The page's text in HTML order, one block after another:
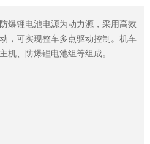
爆锂电池电源为动力源，采用高效
，可实现整车多点驱动控制。机车
机、防爆锂电池组等组成。